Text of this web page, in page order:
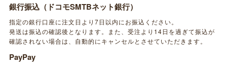
銀行振込（ドコモSMTBネット銀行）
指定の銀行口座に注文日より7日以内にお振込ください。
発送は振込の確認後となります。また、受注より14日を過ぎて振込が
確認されない場合は、自動的にキャンセルとさせていただきます。
PayPay